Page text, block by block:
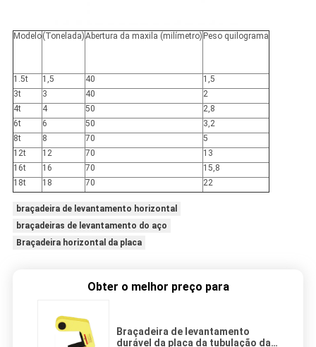
Modelo(Tonelada)Abertura da maxila (milímetro) Peso quilograma
1.5t 1,5 40
1,5
3t
3 40
2
4t
4 50
2,8
6t
6 50
3,2
8t
8 70
5
12t
12 70
13
16t
16 70
15,8
18t
18 70 22
braçadeira de levantamento horizontal
braçadeiras de levantamento do aço
Braçadeira horizontal da placa
Obter o melhor preço para
Braçadeira de levantamento
durável da placa da tubulação da